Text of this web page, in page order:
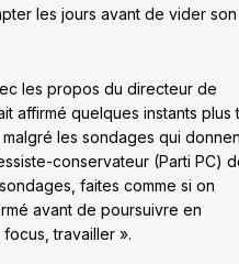
les jours avant de vider son
les propos du directeur de
affirmé quelques instants plus
les sondages qui
conservateur (Parti PC)
faites comme si on
avant de poursuivre en
focus, travailler ».